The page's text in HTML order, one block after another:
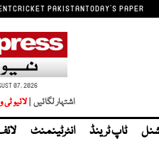
CRICKET PAKISTANTODAY'S PAPER
07, 2026
اشتہار لگائیں |
ٹاپ ٹرینڈ انٹرٹینمنٹ